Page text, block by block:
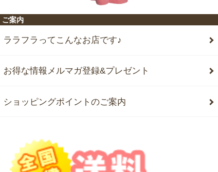
ご案内
ララフラってこんなお店です♪
お得な情報メルマガ登録&プレゼント
ショッピングポイントのご案内